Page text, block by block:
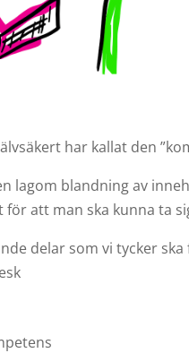
har kallat den
lagom blandning av
att man ska kunna ta
delar som vi tycker ska